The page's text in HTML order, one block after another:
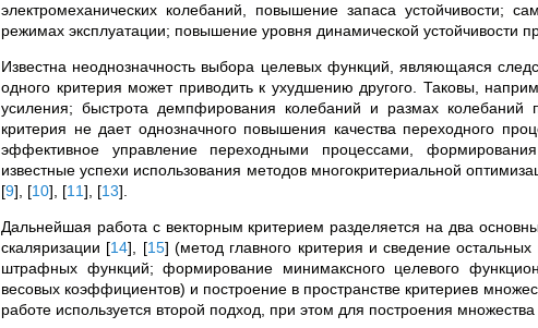
электромеханических колебаний, повышение запаса устойчивости;
режимах эксплуатации; повышение уровня динамической устойчивости
Известна неоднозначность выбора целевых функций, являющаяся
одного критерия может приводить к ухудшению другого. Таковы,
усиления; быстрота демпфирования колебаний и размах колебаний
критерия не дает однозначного повышения качества переходного
эффективное управление переходными процессами,
известные успехи использования методов многокритериальной
[9] [10] [11] [13]
Дальнейшая работа с векторным критерием разделяется на два
скаляризации [14] [15] (метод главного критерия и сведение
штрафных функций; формирование минимаксного целевого
весовых коэффициентов) и построение в пространстве критериев
работе используется второй подход, при этом для построения